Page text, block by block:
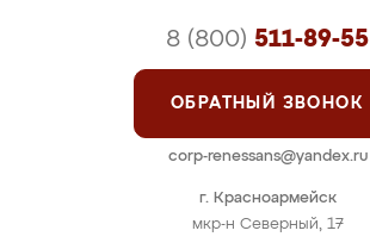
г. Красноармейск
мкр-н Северный, 17
8 (800) 511-89-55
ОБРАТНЫЙ ЗВОНОК
corp-renessans@yandex.ru